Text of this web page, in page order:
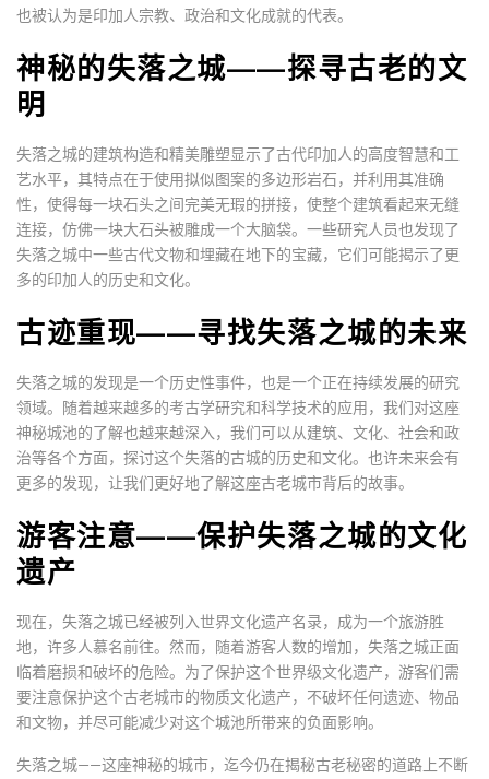
也被认为是印加人宗教、政治和文化成就的代表。
神秘的失落之城——探寻古老的文
明
失落之城的建筑构造和精美雕塑显示了古代印加人的高度智慧和工
艺水平，其特点在于使用拟似图案的多边形岩石，并利用其准确
性，使得每一块石头之间完美无瑕的拼接，使整个建筑看起来无缝
连接，仿佛一块大石头被雕成一个大脑袋。一些研究人员也发现了
失落之城中一些古代文物和埋藏在地下的宝藏，它们可能揭示了更
多的印加人的历史和文化。
古迹重现——寻找失落之城的未来
失落之城的发现是一个历史性事件，也是一个正在持续发展的研究
领域。随着越来越多的考古学研究和科学技术的应用，我们对这座
神秘城池的了解也越来越深入，我们可以从建筑、文化、社会和政
治等各个方面，探讨这个失落的古城的历史和文化。也许未来会有
更多的发现，让我们更好地了解这座古老城市背后的故事。
游客注意——保护失落之城的文化
遗产
现在，失落之城已经被列入世界文化遗产名录，成为一个旅游胜
地，许多人慕名前往。然而，随着游客人数的增加，失落之城正面
临着磨损和破坏的危险。为了保护这个世界级文化遗产，游客们需
要注意保护这个古老城市的物质文化遗产，不破坏任何遗迹、物品
和文物，并尽可能减少对这个城池所带来的负面影响。
失落之城——这座神秘的城市，迄今仍在揭秘古老秘密的道路上不断